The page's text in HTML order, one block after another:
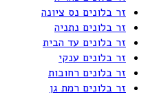
זר בלונים נס ציונה
זר בלונים נתניה
זר בלונים עד הבית
זר בלונים ענקי
זר בלונים רחובות
זר בלונים רמת גן